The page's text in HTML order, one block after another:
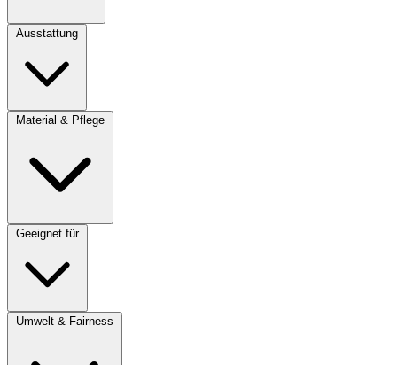
Ausstattung
Material & Pflege
Geeignet für
Umwelt & Fairness